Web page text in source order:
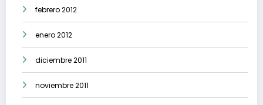
febrero 2012
enero 2012
diciembre 2011
noviembre 2011